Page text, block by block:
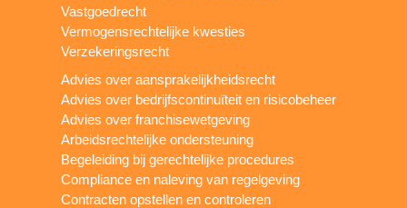
Vastgoedrecht
Vermogensrechtelijke kwesties
Verzekeringsrecht
Advies over aansprakelijkheidsrecht
Advies over bedrijfscontinuïteit en risicobeheer
Advies over franchisewetgeving
Arbeidsrechtelijke ondersteuning
Begeleiding bij gerechtelijke procedures
Compliance en naleving van regelgeving
Contracten opstellen en controleren